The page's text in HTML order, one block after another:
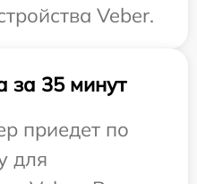
Veber.
за 35 минут
приедет по
для